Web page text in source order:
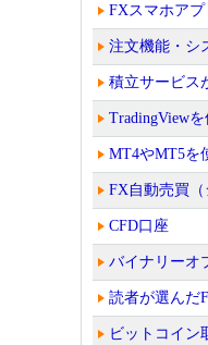
FXスマホアプ
注文機能・シ
積立サービス
TradingView
MT4やMT5を
FX自動売買
CFD口座
バイナリーオ
読者が選んだ
ビットコイン